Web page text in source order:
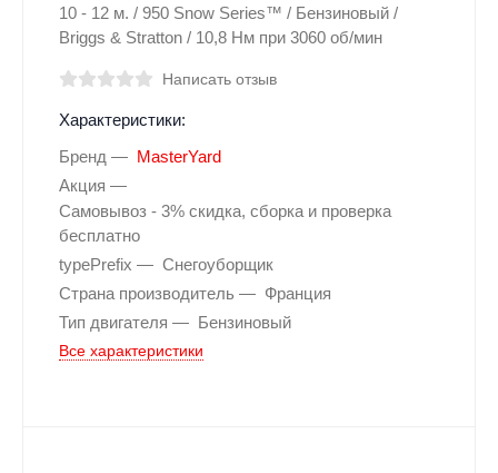
10 - 12 м. / 950 Snow Series™ / Бензиновый /
Briggs & Stratton / 10,8 Нм при 3060 об/мин
Написать отзыв
Характеристики:
Бренд
MasterYard
Акция
Самовывоз - 3% скидка, сборка и проверка
бесплатно
typePrefix
Снегоуборщик
Страна производитель
Франция
Тип двигателя
Бензиновый
Все характеристики